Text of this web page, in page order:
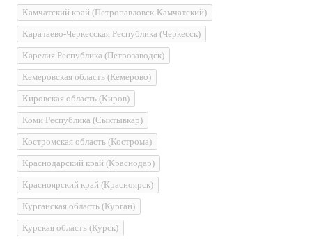
Камчатский край (Петропавловск-Камчатский)
Карачаево-Черкесская Республика (Черкесск)
Карелия Республика (Петрозаводск)
Кемеровская область (Кемерово)
Кировская область (Киров)
Коми Республика (Сыктывкар)
Костромская область (Кострома)
Краснодарский край (Краснодар)
Красноярский край (Красноярск)
Курганская область (Курган)
Курская область (Курск)